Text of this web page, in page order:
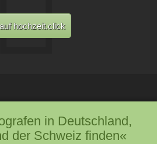
auf hochzeit.click
in Deutschland,
der Schweiz finden«